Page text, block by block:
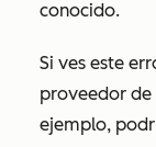
conocido.
Si ves este
proveedor
ejemplo,